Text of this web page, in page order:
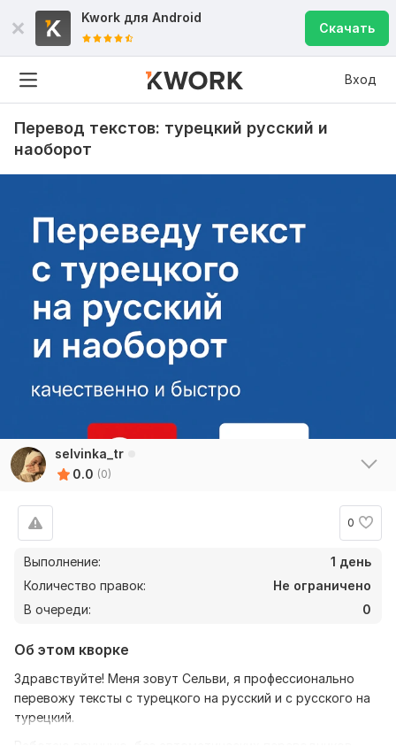
Kwork для Android
Скачать
Вход
Перевод текстов: турецкий русский и
наоборот
selvinka_tr
0.0 (0)
0
Выполнение:
1 день
Количество правок:
Не ограничено
В очереди:
0
Об этом кворке
Здравствуйте! Меня зовут Сельви, я профессионально
перевожу тексты с турецкого на русский и с русского на
турецкий.